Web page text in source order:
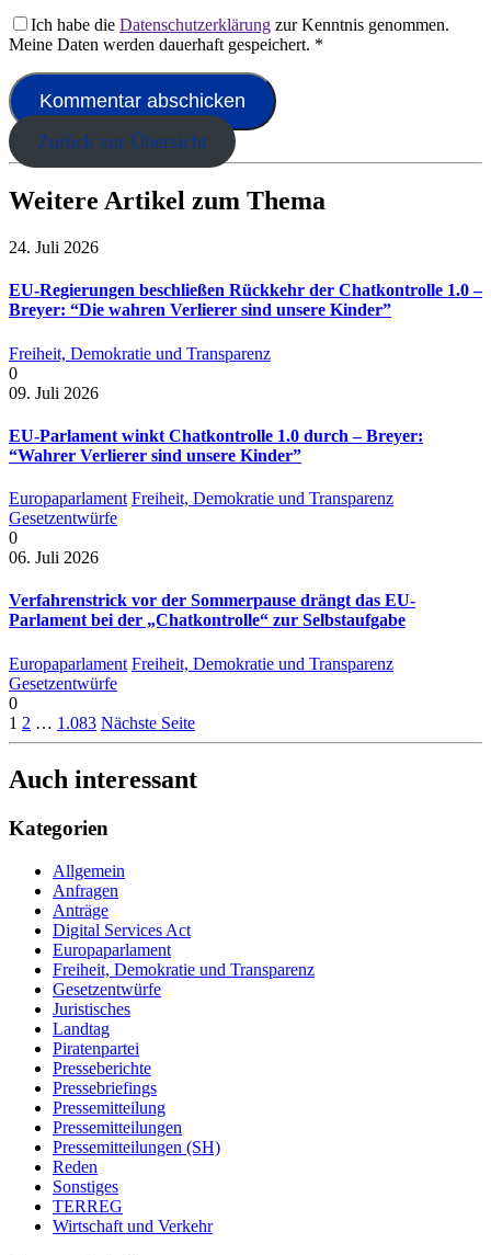
Ich habe die Datenschutzerklärung zur Kenntnis genommen.
Meine Daten werden dauerhaft gespeichert. *
Zurück zur Übersicht
Weitere Artikel zum Thema
24. Juli 2026
EU-Regierungen beschließen Rückkehr der Chatkontrolle 1.0 –
Breyer: “Die wahren Verlierer sind unsere Kinder”
Freiheit, Demokratie und Transparenz
0
09. Juli 2026
EU-Parlament winkt Chatkontrolle 1.0 durch – Breyer:
“Wahrer Verlierer sind unsere Kinder”
Europaparlament Freiheit, Demokratie und Transparenz
Gesetzentwürfe
0
06. Juli 2026
Verfahrenstrick vor der Sommerpause drängt das EU-
Parlament bei der „Chatkontrolle“ zur Selbstaufgabe
Europaparlament Freiheit, Demokratie und Transparenz
Gesetzentwürfe
0
1 2 … 1.083 Nächste Seite
Auch interessant
Kategorien
Allgemein
Anfragen
Anträge
Digital Services Act
Europaparlament
Freiheit, Demokratie und Transparenz
Gesetzentwürfe
Juristisches
Landtag
Piratenpartei
Presseberichte
Pressebriefings
Pressemitteilung
Pressemitteilungen
Pressemitteilungen (SH)
Reden
Sonstiges
TERREG
Wirtschaft und Verkehr